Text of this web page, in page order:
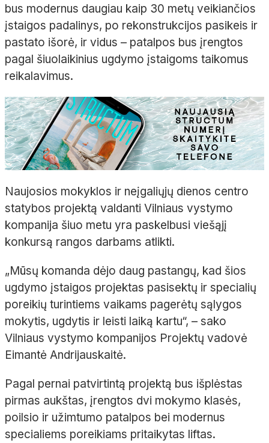
bus modernus daugiau kaip 30 metų veikiančios
įstaigos padalinys, po rekonstrukcijos pasikeis ir
pastato išorė, ir vidus – patalpos bus įrengtos
pagal šiuolaikinius ugdymo įstaigoms taikomus
reikalavimus.
Naujosios mokyklos ir neįgaliųjų dienos centro
statybos projektą valdanti Vilniaus vystymo
kompanija šiuo metu yra paskelbusi viešąjį
konkursą rangos darbams atlikti.
„Mūsų komanda dėjo daug pastangų, kad šios
ugdymo įstaigos projektas pasisektų ir specialių
poreikių turintiems vaikams pagerėtų sąlygos
mokytis, ugdytis ir leisti laiką kartu“, – sako
Vilniaus vystymo kompanijos Projektų vadovė
Eimantė Andrijauskaitė.
Pagal pernai patvirtintą projektą bus išplėstas
pirmas aukštas, įrengtos dvi mokymo klasės,
poilsio ir užimtumo patalpos bei modernus
specialiems poreikiams pritaikytas liftas.